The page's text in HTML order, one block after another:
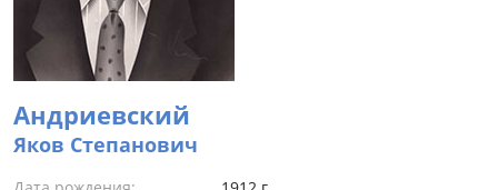
Андриевский
Яков Степанович